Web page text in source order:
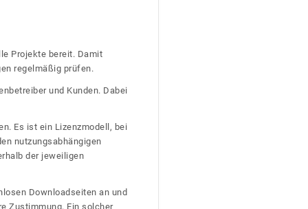
Projekte bereit. Damit
regelmäßig prüfen.
und Kunden. Dabei
Es ist ein Lizenzmodell, bei
nutzungsabhängigen
der jeweiligen
Downloadseiten an und
Zustimmung. Ein solcher